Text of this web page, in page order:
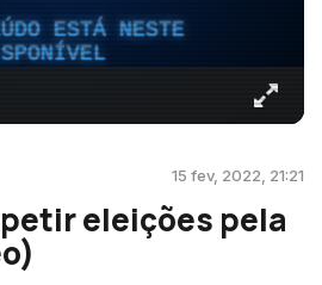
ESTÁ NESTE
15 fev, 2022, 21:21
eleições pela